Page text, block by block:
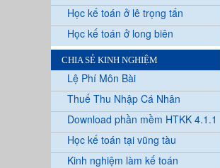
Học kế toán ở lê trọng tấn
Học kế toán ở long biên
CHIA SẺ KINH NGHIỆM
Lệ Phí Môn Bài
Thuế Thu Nhập Cá Nhân
Download phần mềm HTKK 4.1.1
Học kế toán tại vũng tàu
Kinh nghiệm làm kế toán